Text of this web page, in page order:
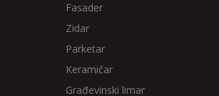
Fasader
Zidar
Parketar
Keramičar
Građevinski limar